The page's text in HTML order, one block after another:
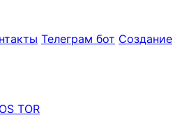
Телеграм бот Создание
TOR